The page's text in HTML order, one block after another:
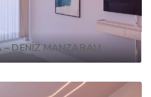
– DENİZ MANZARALI